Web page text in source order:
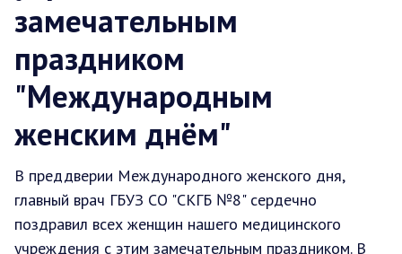
замечательным
праздником
"Международным
женским днём"
В преддверии Международного женского дня,
главный врач ГБУЗ СО "СКГБ №8" сердечно
поздравил всех женщин нашего медицинского
учреждения с этим замечательным праздником. В